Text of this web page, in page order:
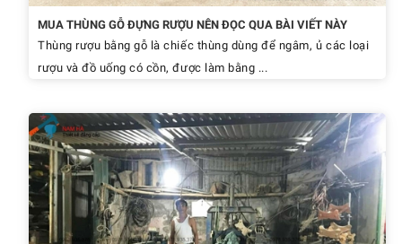
MUA THÙNG GỖ ĐỰNG RƯỢU NÊN ĐỌC QUA BÀI VIẾT NÀY
Thùng rượu bằng gỗ là chiếc thùng dùng để ngâm, ủ các loại
rượu và đồ uống có cồn, được làm bằng ...